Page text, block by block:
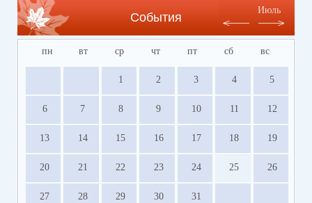
События
Июль
пн вт ср чт пт сб вс
1 2 3 4 5
6 7 8 9 10 11 12
13 14 15 16 17 18 19
20 21 22 23 24 25 26
27 28 29 30 31